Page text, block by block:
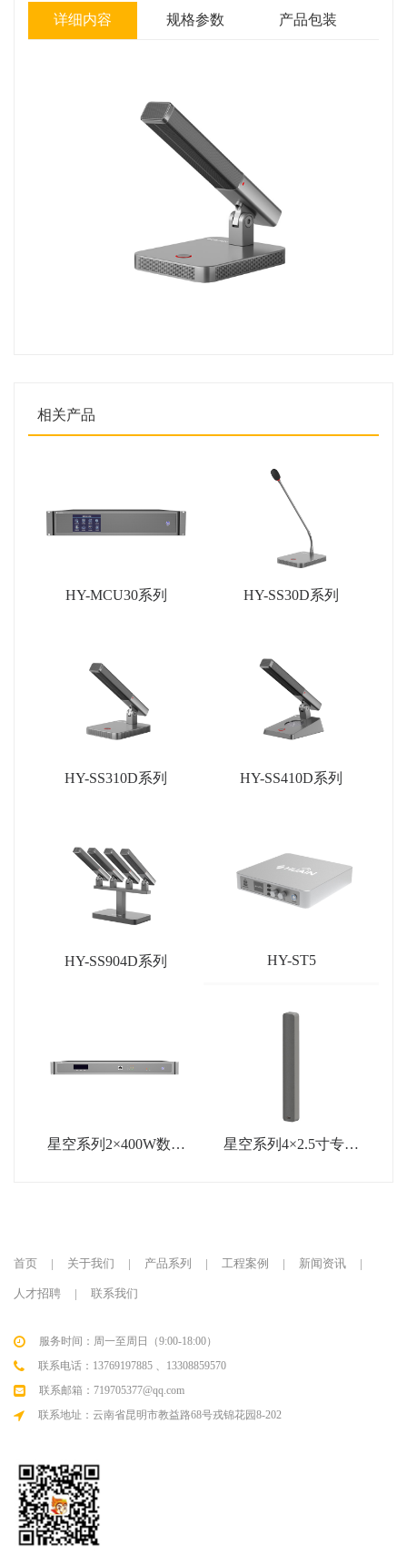
详细内容 规格参数 产品包装
相关产品
HY-MCU30系列 HY-SS30D系列
HY-SS310D系列 HY-SS410D系列
HY-SS904D系列 HY-ST5
星空系列2×400W数字
星空系列4×2.5寸专业
首页 | 关于我们 | 产品系列 | 工程案例 | 新闻资讯 |
人才招聘 | 联系我们
服务时间：周一至周日（9:00-18:00）
联系电话：13769197885 、13308859570
联系邮箱：719705377@qq.com
联系地址：云南省昆明市教益路68号戎锦花园8-202